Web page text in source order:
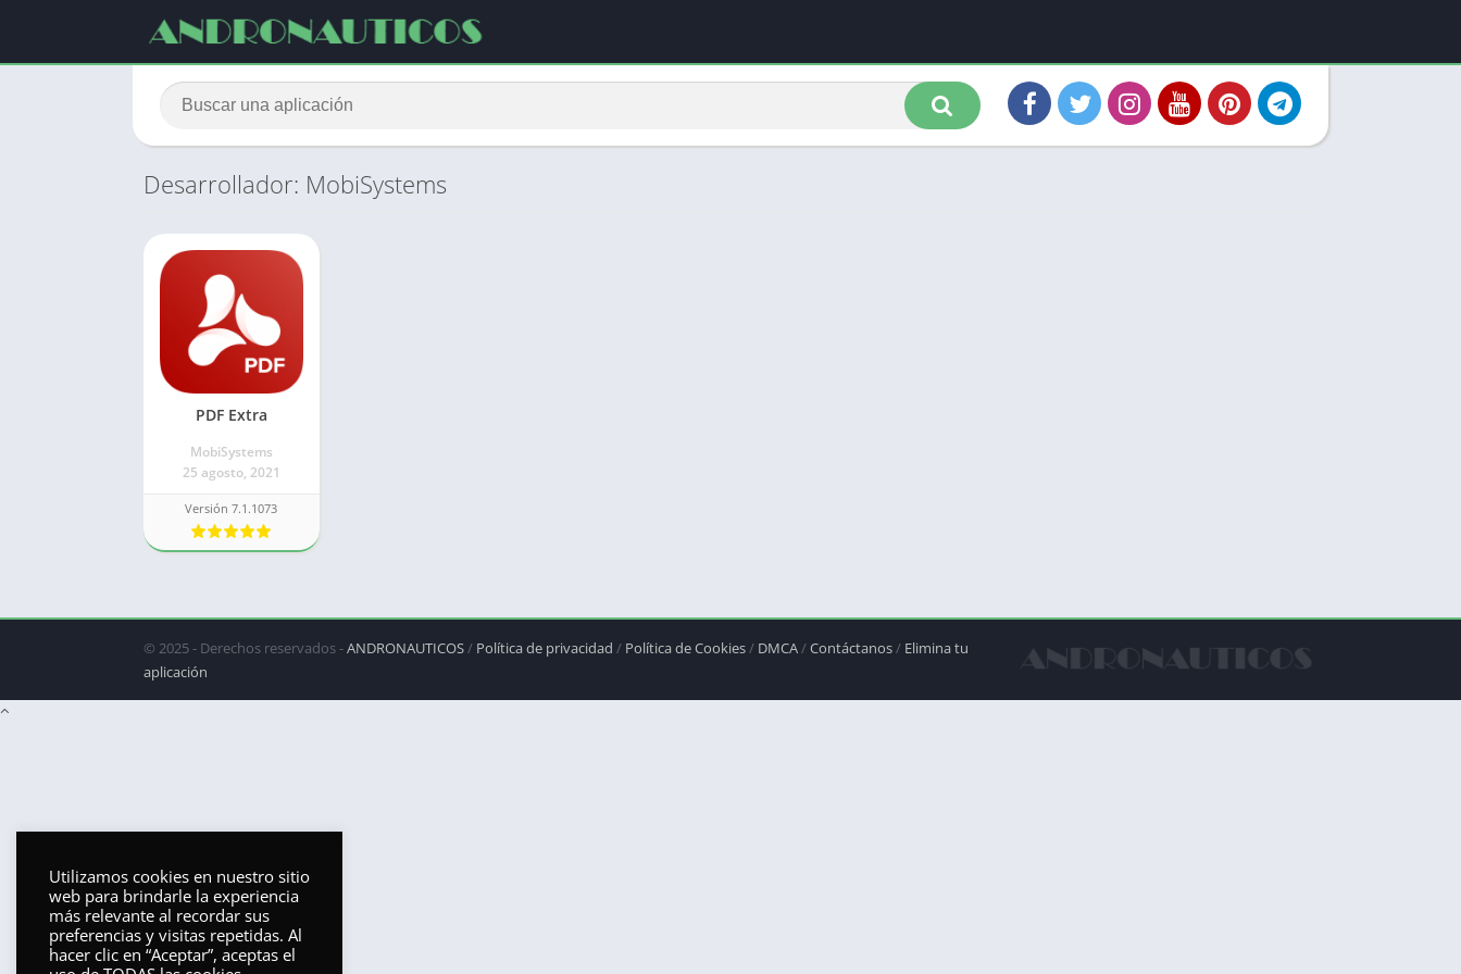
Desarrollador: MobiSystems
PDF Extra
MobiSystems
25 agosto, 2021
Versión 7.1.1073
© 2025 - Derechos reservados -ANDRONAUTICOS / Política de privacidad / Política de Cookies / DMCA /Contáctanos / Elimina tu
aplicación
Utilizamos cookies en nuestro sitio
web para brindarle la experiencia
más relevante al recordar sus
preferencias y visitas repetidas. Al
hacer clic en “Aceptar”, aceptas el